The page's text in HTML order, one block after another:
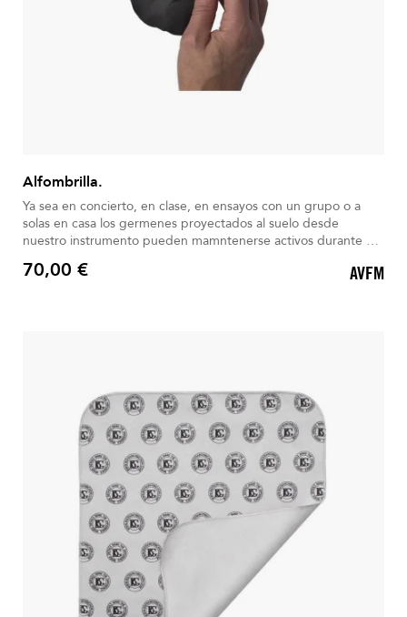
Alfombrilla.
Ya sea en concierto, en clase, en ensayos con un grupo o a
solas en casa los germenes proyectados al suelo desde
nuestro instrumento pueden mamntenerse activos durante 4
las precauciones.
Precio
70,00 € AVFM